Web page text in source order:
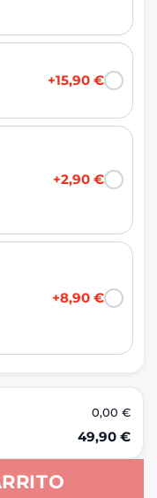
+15,90 €
+2,90 €
+8,90 €
0,00 €
49,90 €